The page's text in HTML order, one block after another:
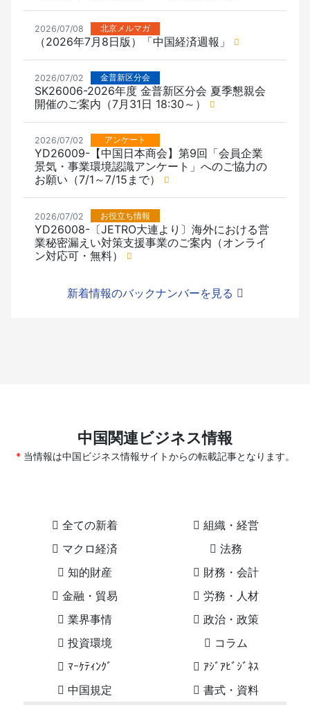
2026/07/08 北京メルマガ
（2026年7月8日版）「中国経済週報」
2026/07/02 金普新区分会
SK26006-2026年度 金普新区分会 夏季懇親会
開催のご案内（7月31日 18:30～）
2026/07/02 アンケート
YD26009-【中国日本商会】第9回「会員企業
景気・事業環境認識アンケート」へのご協力の
お願い（7/1～7/15まで）
2026/07/02 お役立ち情報
YD26008-〔JETRO大連より〕海外における営
業秘密漏えい対策支援事業のご案内（オンライ
ン対応可・無料）
新着情報のバックナンバーを見る
中国関連ビジネス情報
当情報は中国ビジネス情報サイトからの転載記事となります。
全ての新着
組織・経営
マクロ経済
法務
知的財産
財務・会計
金融・貿易
労務・人材
業界事情
政治・政策
投資環境
コラム
ﾏｰｹﾃｨﾝｸﾞ
ｱｼﾞｱﾋﾞｼﾞﾈｽ
中国規定
書式・資料